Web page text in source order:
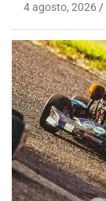
4 agosto, 2026